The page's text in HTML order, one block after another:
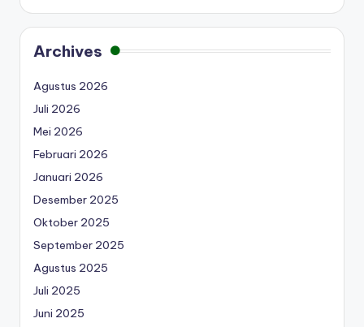
Archives
Agustus 2026
Juli 2026
Mei 2026
Februari 2026
Januari 2026
Desember 2025
Oktober 2025
September 2025
Agustus 2025
Juli 2025
Juni 2025